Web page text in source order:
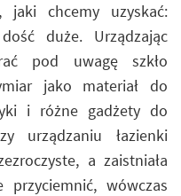
jaki chcemy uzyskać:
duże. Urządzając
pod uwagę szkło
jako materiał do
i różne gadżety do
urządzaniu łazienki
a zaistniała
wówczas